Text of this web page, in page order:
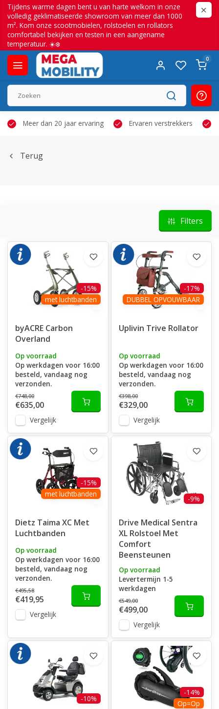
Tijdens warme dagen bent u van harte welkom in onze
volledig geklimatiseerde showroom van meer dan 1000
m². Kom onze scootmobielen, rolstoelen en rollators
comfortabel bekijken en testen in een aangename
temperatuur. ☀️❄️
0
Meer dan 20 jaar ervaring Ervaren verstrekkers
Terug
Filters
-15%
met luchtbanden
byACRE Carbon
Overland
Op voorraad
Op werkdagen voor 16:00
besteld, vandaag nog
verzonden.
€748,00
€635,00
Vergelijk
-17%
DUBBEL OPVOUWBAAR
Uplivin Trive Rollator
Op voorraad
Op werkdagen voor 16:00
besteld, vandaag nog
verzonden.
€398,00
€329,00
Vergelijk
-15%
met luchtbanden
Dietz Taima XC Met
Luchtbanden
Op voorraad
Op werkdagen voor 16:00
besteld, vandaag nog
verzonden.
€495,58
€419,95
Vergelijk
-9%
Drive Medical Sentra
XL Rolstoel Met
Comfort
Beensteunen
Op voorraad
Levertermijn 1-5
werkdagen
€549,00
€499,00
Vergelijk
-10%
-14%
Op=Op